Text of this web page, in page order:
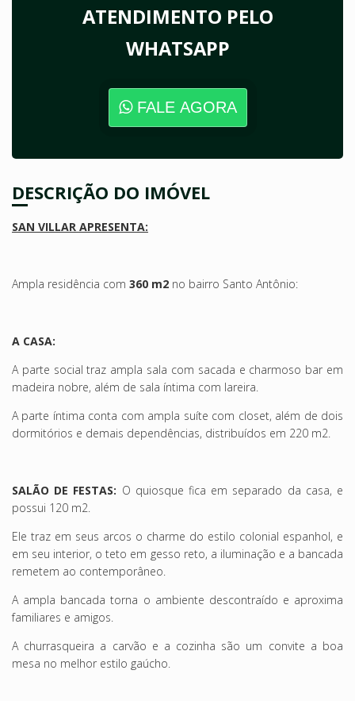
ATENDIMENTO PELO
WHATSAPP
FALE AGORA
DESCRIÇÃO DO IMÓVEL
SAN VILLAR APRESENTA:
Ampla residência com 360 m2 no bairro Santo Antônio:
A CASA:
A parte social traz ampla sala com sacada e charmoso bar em
madeira nobre, além de sala íntima com lareira.
A parte íntima conta com ampla suíte com closet, além de dois
dormitórios e demais dependências, distribuídos em 220 m2.
SALÃO DE FESTAS: O quiosque fica em separado da casa, e
possui 120 m2.
Ele traz em seus arcos o charme do estilo colonial espanhol, e
em seu interior, o teto em gesso reto, a iluminação e a bancada
remetem ao contemporâneo.
A ampla bancada torna o ambiente descontraído e aproxima
familiares e amigos.
A churrasqueira a carvão e a cozinha são um convite a boa
mesa no melhor estilo gaúcho.